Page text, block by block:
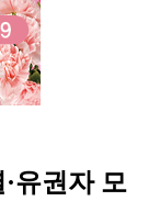
유권자 모